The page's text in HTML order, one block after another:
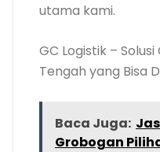
utama kami.
GC Logistik –
Tengah yang Bisa
Baca Juga:
Grobogan